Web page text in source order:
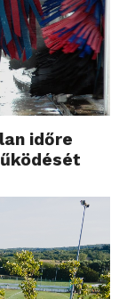
időre